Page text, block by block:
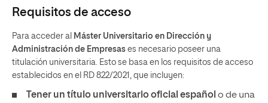
Requisitos de acceso
Para acceder al Máster Universitario en Dirección y
Administración de Empresas es necesario poseer una
titulación universitaria. Esto se basa en los requisitos de acceso
establecidos en el RD 822/2021, que incluyen:
Tener un título universitario oficial español o de una